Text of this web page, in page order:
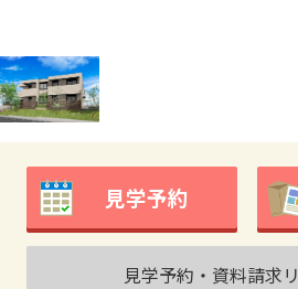
見学予約
見学予約・資料請求